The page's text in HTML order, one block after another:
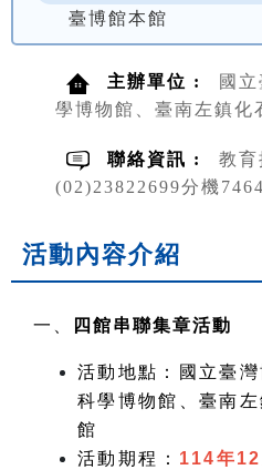
臺博館本館
主辦單位 :
國
學博物館、臺南左鎮化
聯絡資訊 :
教
(02)23822699分機
活動內容介紹
一、 四館串聯集章活動
活動地點：國立臺
科學博物館、臺南
館
活動期程： 114年12